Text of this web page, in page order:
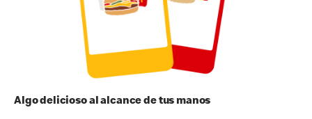
Algo delicioso al alcance de tus manos